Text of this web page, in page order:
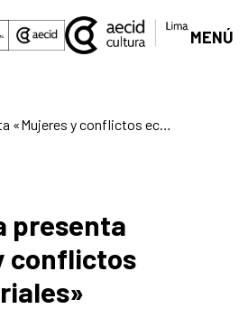
MENÚ
Rocío Silva presenta «Mujeres y conflictos ecoterritoriales»
presenta
conflictos